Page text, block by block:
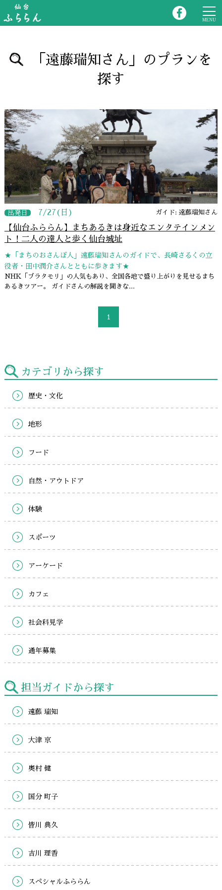
「遠藤瑞知さん」のプランを
探す
出発日 7/27(日) ガイド: 遠藤瑞知さん
【仙台ふららん】まちあるきは身近なエンタテインメン
ト！二人の達人と歩く仙台城址
★「まちのおさんぽ人」遠藤瑞知さんのガイドで、長崎さるくの立
役者・田中潤介さんとともに歩きます★
NHK「ブラタモリ」の人気もあり、全国各地で盛り上がりを見せるまち
あるきツアー。 ガイドさんの解説を聞きな...
1
カテゴリから探す
歴史・文化
地形
フード
自然・アウトドア
体験
スポーツ
アーケード
カフェ
社会科見学
通年募集
担当ガイドから探す
遠藤 瑞知
大津 京
奥村 健
国分 町子
皆川 典久
吉川 理香
スペシャルふららん